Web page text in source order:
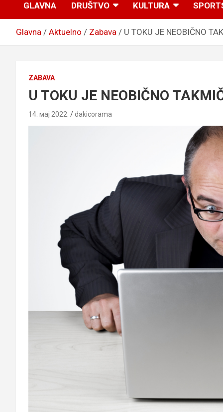
GLAVNA DRUŠTVO KULTURA
Glavna Aktuelno Zabava U TOKU JE NEOBIČNO
ZABAVA
U TOKU JE NEOBIČNO
14. мај 2022. dakicorama